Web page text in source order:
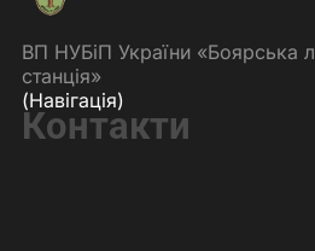
ВП НУБіП України «Боярська
станція»
(Навігація)
Контакти